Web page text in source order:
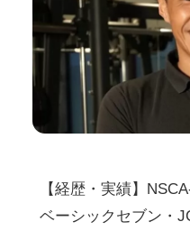
【経歴・実績】
ベーシックセブン・